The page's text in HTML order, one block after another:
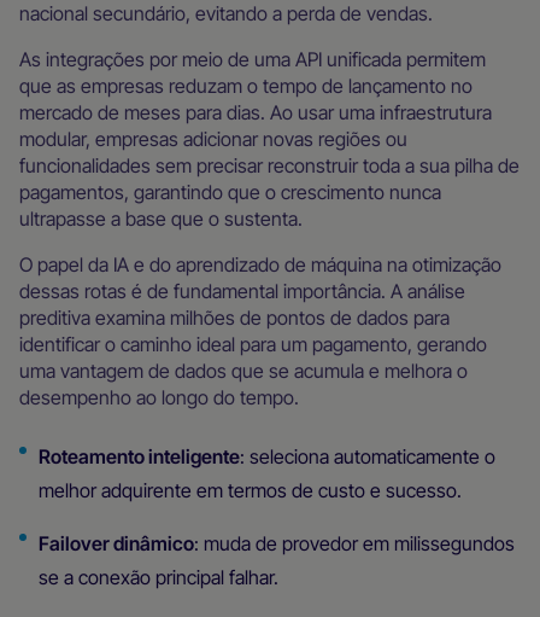
nacional secundário, evitando a perda de vendas.
As integrações por meio de uma API unificada permitem
que as empresas reduzam o tempo de lançamento no
mercado de meses para dias. Ao usar uma infraestrutura
modular, empresas adicionar novas regiões ou
funcionalidades sem precisar reconstruir toda a sua pilha de
pagamentos, garantindo que o crescimento nunca
ultrapasse a base que o sustenta.
O papel da IA e do aprendizado de máquina na otimização
dessas rotas é de fundamental importância. A análise
preditiva examina milhões de pontos de dados para
identificar o caminho ideal para um pagamento, gerando
uma vantagem de dados que se acumula e melhora o
desempenho ao longo do tempo.
Roteamento inteligente: seleciona automaticamente o
melhor adquirente em termos de custo e sucesso.
Failover dinâmico: muda de provedor em milissegundos
se a conexão principal falhar.